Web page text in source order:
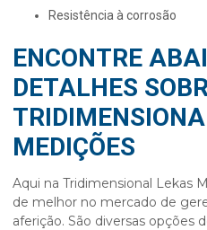
resistência à corrosão
ENCONTRE
DETALHES
MEDIÇÕES
Aqui na Tridimensional Lekas
de melhor no mercado de
aferição. São diversas opções